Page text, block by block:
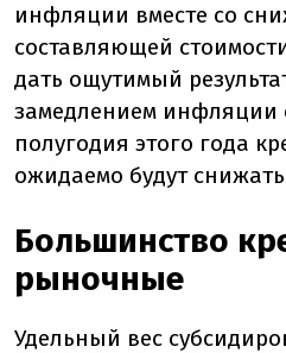
инфляции вместе со
составляющей
дать ощутимый
замедлением инфляции
полугодия этого года
ожидаемо будут
Большинство
рыночные
Удельный вес